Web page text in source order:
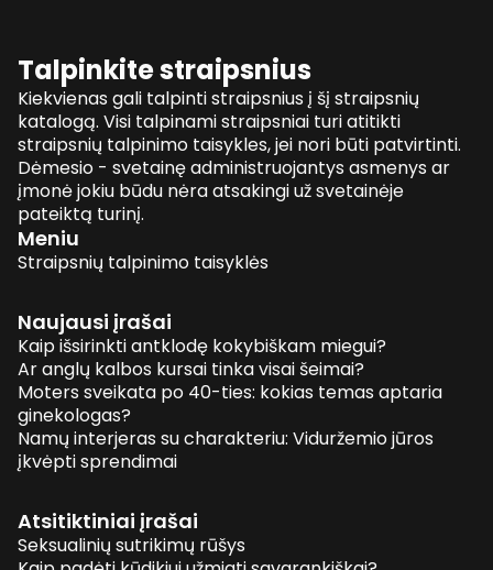
Talpinkite straipsnius
Kiekvienas gali talpinti straipsnius į šį straipsnių
katalogą. Visi talpinami straipsniai turi atitikti
straipsnių talpinimo taisykles, jei nori būti patvirtinti.
Dėmesio - svetainę administruojantys asmenys ar
įmonė jokiu būdu nėra atsakingi už svetainėje
pateiktą turinį.
Meniu
Straipsnių talpinimo taisyklės
Naujausi įrašai
Kaip išsirinkti antklodę kokybiškam miegui?
Ar anglų kalbos kursai tinka visai šeimai?
Moters sveikata po 40-ties: kokias temas aptaria
ginekologas?
Namų interjeras su charakteriu: Viduržemio jūros
įkvėpti sprendimai
Atsitiktiniai įrašai
Seksualinių sutrikimų rūšys